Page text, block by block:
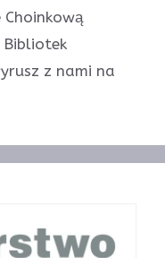
Choinkową
Bibliotek
z nami na